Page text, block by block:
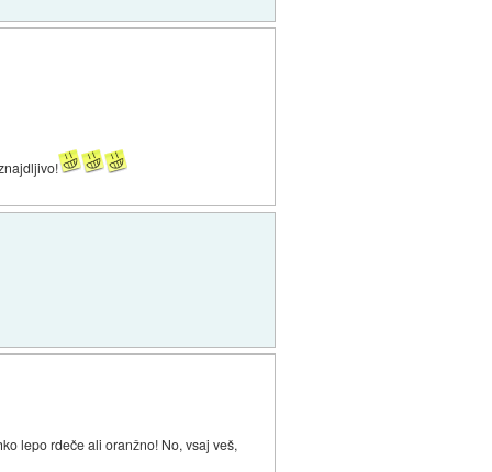
lepo rdeče ali oranžno! No, vsaj veš,